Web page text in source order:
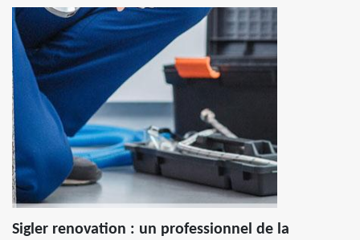
Sigler renovation : un professionnel de la